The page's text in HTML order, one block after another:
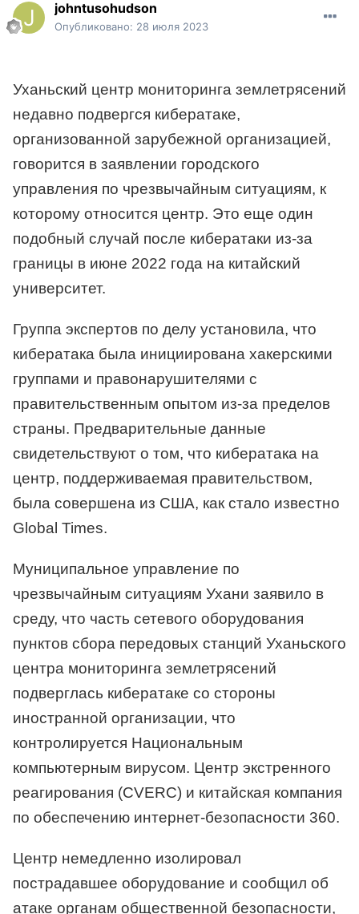
johntusohudson
Опубликовано: 28 июля 2023
Уханьский центр мониторинга землетрясений
недавно подвергся кибератаке,
организованной зарубежной организацией,
говорится в заявлении городского
управления по чрезвычайным ситуациям, к
которому относится центр. Это еще один
подобный случай после кибератаки из-за
границы в июне 2022 года на китайский
университет.
Группа экспертов по делу установила, что
кибератака была инициирована хакерскими
группами и правонарушителями с
правительственным опытом из-за пределов
страны. Предварительные данные
свидетельствуют о том, что кибератака на
центр, поддерживаемая правительством,
была совершена из США, как стало известно
Global Times.
Муниципальное управление по
чрезвычайным ситуациям Ухани заявило в
среду, что часть сетевого оборудования
пунктов сбора передовых станций Уханьского
центра мониторинга землетрясений
подверглась кибератаке со стороны
иностранной организации, что
контролируется Национальным
компьютерным вирусом. Центр экстренного
реагирования (CVERC) и китайская компания
по обеспечению интернет-безопасности 360.
Центр немедленно изолировал
пострадавшее оборудование и сообщил об
атаке органам общественной безопасности,